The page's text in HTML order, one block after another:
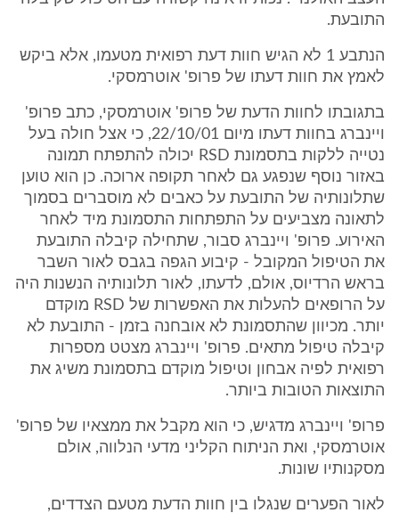
התובעת.
הנתבע 1 לא הגיש חוות דעת רפואית מטעמו, אלא ביקש
לאמץ את חוות דעתו של פרופ' אוטרמסקי.
בתגובתו לחוות הדעת של פרופ' אוטרמסקי, כתב פרופ'
ויינברג בחוות דעתו מיום 22/10/01, כי אצל חולה בעל
נטייה ללקות בתסמונת RSD יכולה להתפתח תמונה
באזור נוסף שנפגע גם לאחר תקופה ארוכה. כן הוא טוען
שתלונותיה של התובעת על כאבים לא מוסברים בסמוך
לתאונה מצביעים על התפתחות התסמונת מיד לאחר
האירוע. פרופ' ויינברג סבור, שתחילה קיבלה התובעת
את הטיפול המקובל - קיבוע הגפה בגבס לאור השבר
בראש הרדיוס, אולם, לדעתו, לאור תלונותיה הנשנות היה
על הרופאים להעלות את האפשרות של RSD מוקדם
יותר. מכיוון שהתסמונת לא אובחנה בזמן - התובעת לא
קיבלה טיפול מתאים. פרופ' ויינברג מצטט מספרות
רפואית לפיה אבחון וטיפול מוקדם בתסמונת משיג את
התוצאות הטובות ביותר.
פרופ' ויינברג מדגיש, כי הוא מקבל את ממצאיו של פרופ'
אוטרמסקי, ואת הניתוח הקליני מדעי הנלווה, אולם
מסקנותיו שונות.
לאור הפערים שנגלו בין חוות הדעת מטעם הצדדים,